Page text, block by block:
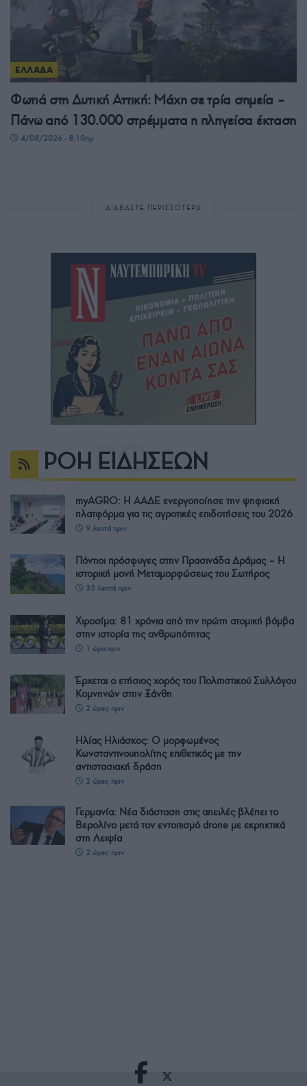
ΕΛΛΑΔΑ
Φωτιά στη Δυτική Αττική: Μάχη σε τρία σημεία –
Πάνω από 130.000 στρέμματα η πληγείσα έκταση
4/08/2026 - 8:10πμ
ΔΙΑΒΑΣΤΕ ΠΕΡΙΣΣΟΤΕΡΑ
ΡΟΗ ΕΙΔΗΣΕΩΝ
myAGRO: Η ΑΑΔΕ ενεργοποίησε την ψηφιακή
πλατφόρμα για τις αγροτικές επιδοτήσεις του 2026
9 λεπτά πριν
Πόντιοι πρόσφυγες στην Πρασινάδα Δράμας – Η
ιστορική μονή Μεταμορφώσεως του Σωτήρος
35 λεπτά πριν
Χιροσίμα: 81 χρόνια από την πρώτη ατομική βόμβα
στην ιστορία της ανθρωπότητας
1 ώρα πριν
Έρχεται ο ετήσιος χορός του Πολιτιστικού Συλλόγου
Κομνηνών στην Ξάνθη
2 ώρες πριν
Ηλίας Ηλιάσκος: Ο μορφωμένος
Κωνσταντινουπολίτης επιθετικός με την
αντιστασιακή δράση
2 ώρες πριν
Γερμανία: Νέα διάσταση στις απειλές βλέπει το
Βερολίνο μετά τον εντοπισμό drone με εκρηκτικά
στη Λειψία
2 ώρες πριν